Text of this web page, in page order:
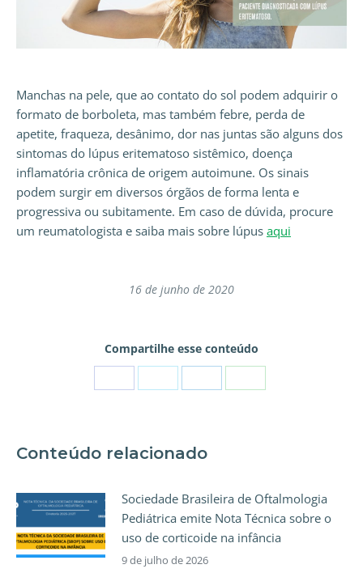
Manchas na pele, que ao contato do sol podem adquirir o
formato de borboleta, mas também febre, perda de
apetite, fraqueza, desânimo, dor nas juntas são alguns dos
sintomas do lúpus eritematoso sistêmico, doença
inflamatória crônica de origem autoimune. Os sinais
podem surgir em diversos órgãos de forma lenta e
progressiva ou subitamente. Em caso de dúvida, procure
um reumatologista e saiba mais sobre lúpus aqui
16 de junho de 2020
Compartilhe esse conteúdo
Conteúdo relacionado
Sociedade Brasileira de Oftalmologia
Pediátrica emite Nota Técnica sobre o
uso de corticoide na infância
9 de julho de 2026